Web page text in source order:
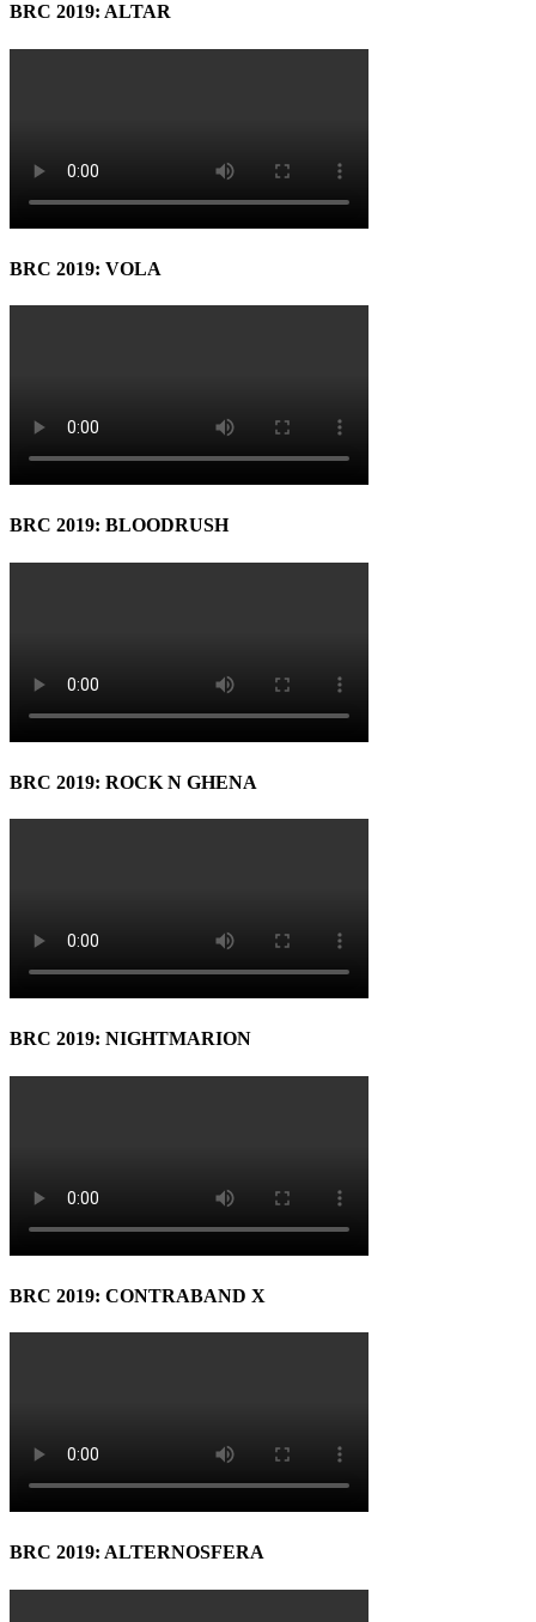
BRC 2019: ALTAR
BRC 2019: VOLA
BRC 2019: BLOODRUSH
BRC 2019: ROCK N GHENA
BRC 2019: NIGHTMARION
BRC 2019: CONTRABAND X
BRC 2019: ALTERNOSFERA